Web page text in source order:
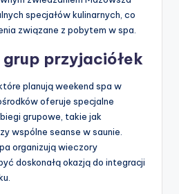
specjałów kulinarnych, co
związane z pobytem w spa.
przyjaciółek
planują weekend spa w
oferuje specjalne
grupowe, takie jak
wspólne seanse w saunie.
organizują wieczory
doskonałą okazją do integracji